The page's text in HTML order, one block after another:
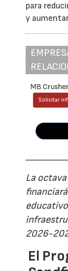
para
y
MB Crusher
Solicitar
La
2026-
El